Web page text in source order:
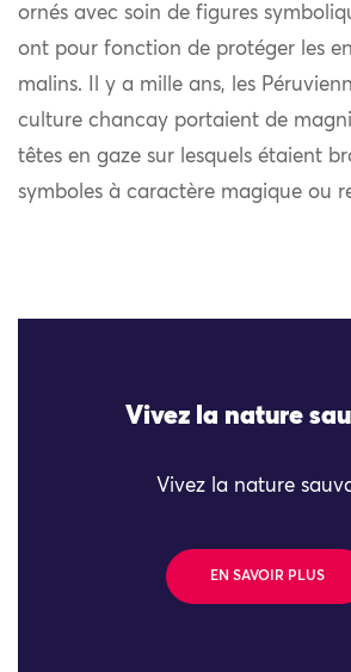
ornés avec soin de figures
ont pour fonction de protéger les
malins. Il y a mille ans, les
culture chancay portaient de
têtes en gaze sur lesquels étaient
symboles à caractère magique ou
Vivez la nature
Vivez la nature
EN SAVOIR PLUS